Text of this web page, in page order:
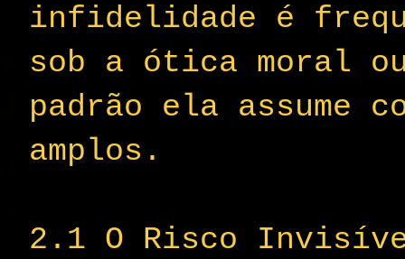
infidelidade é
sob a ótica moral
padrão ela assume
amplos.
2.1 O Risco